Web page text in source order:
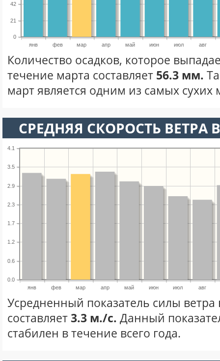
янв фев мар апр май июн июл авг
0
21
42
Количество осадков, которое
течение марта составляет 56.3 мм.
март является одним из самых сухих
СРЕДНЯЯ СКОРОСТЬ ВЕТРА
янв фев мар апр май июн июл авг
0.0
0.6
1.2
1.7
2.3
2.9
3.5
4.1
Усредненный показатель силы ветра
составляет3.3 м./с. Данный
стабилен в течение всего года.